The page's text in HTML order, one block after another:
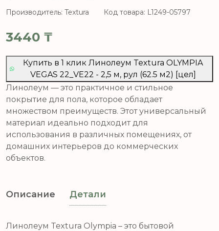
Производитель: Textura Код товара: L1249-05797
3440 ₸
Купить в 1 клик Линолеум Textura OLYMPIA
VEGAS 22_VE22 - 2,5 м, рул (62.5 м2) [цел]
Линолеум — это практичное и стильное
покрытие для пола, которое обладает
множеством преимуществ. Этот универсальный
материал идеально подходит для
использования в различных помещениях, от
домашних интерьеров до коммерческих
объектов.
Описание Детали
Линолеум Textura Olympia – это бытовой